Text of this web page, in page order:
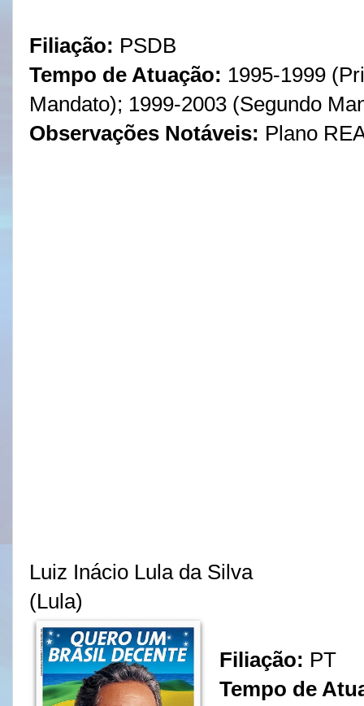
Filiação: PSDB
Tempo de Atuação: 1995-1999
Mandato); 1999-2003 (Segundo
Observações Notáveis: Plano
Luiz Inácio Lula da Silva
(Lula)
Filiação: PT
Tempo de